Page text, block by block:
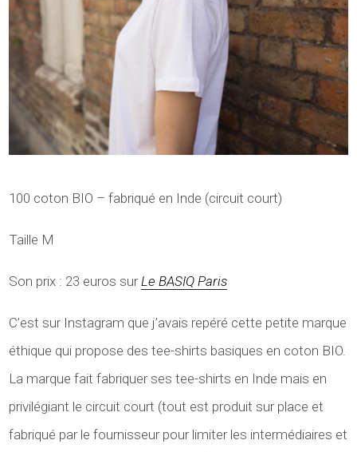
100 coton BIO – fabriqué en Inde (circuit court)
Taille M
Son prix : 23 euros surLe BASIQ Paris
C’est sur Instagram que j’avais repéré cette petite marque
éthique qui propose des tee-shirts basiques en coton BIO.
La marque fait fabriquer ses tee-shirts en Inde mais en
privilégiant le circuit court (tout est produit sur place et
fabriqué par le fournisseur pour limiter les intermédiaires et